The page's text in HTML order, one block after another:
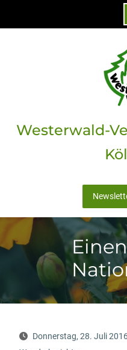
Westerwald-
Donnerstag, 28. Juli